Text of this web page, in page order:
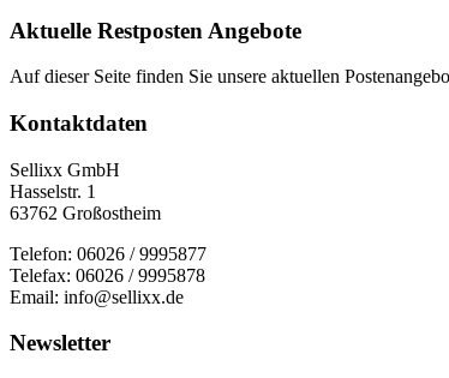
Aktuelle Restposten Angebote
Auf dieser Seite finden Sie unsere aktuellen
Kontaktdaten
Sellixx GmbH
Hasselstr. 1
63762 Großostheim
Telefon: 06026 / 9995877
Telefax: 06026 / 9995878
Email: info@sellixx.de
Newsletter